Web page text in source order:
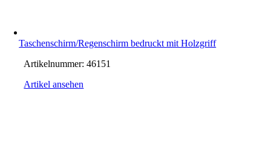
Taschenschirm/Regenschirm bedruckt mit Holzgriff
Artikelnummer:46151
Artikel ansehen